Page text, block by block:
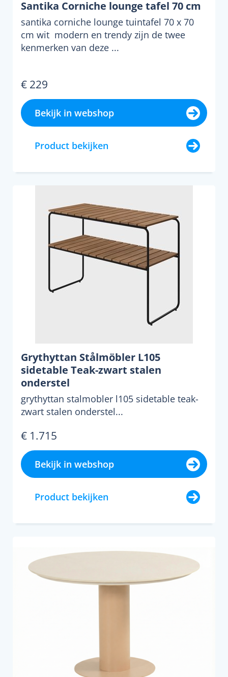
Santika Corniche lounge tafel 70 cm
santika corniche lounge tuintafel 70 x 70
cm wit modern en trendy zijn de twee
kenmerken van deze ...
€ 229
Bekijk in webshop
Product bekijken
Grythyttan Stålmöbler L105
sidetable Teak-zwart stalen
onderstel
grythyttan stalmobler l105 sidetable teak-
zwart stalen onderstel...
€ 1.715
Bekijk in webshop
Product bekijken